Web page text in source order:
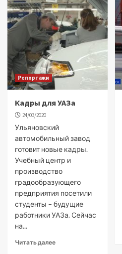
Репортажи
Кадры для УАЗа
24/03/2020
Ульяновский
автомобильный завод
готовит новые кадры.
Учебный центр и
производство
градообразующего
предприятия посетили
студенты – будущие
работники УАЗа. Сейчас
на...
Читать далее